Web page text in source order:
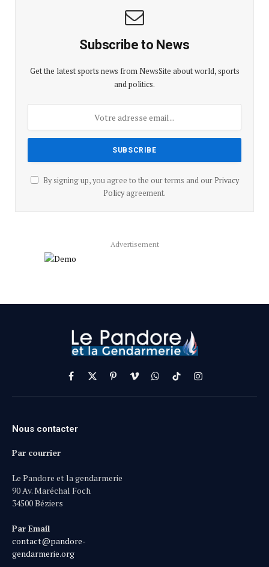
Subscribe to News
Get the latest sports news from NewsSite about world, sports
and politics.
By signing up, you agree to the our terms and our Privacy
Policyagreement.
Advertisement
Facebook
X
(Twitter)
PinterestVimeoWhatsApp
TikTokInstagram
Nous contacter
Par courrier
Le Pandore et la gendarmerie
90 Av. Maréchal Foch
34500 Béziers
Par Email
contact@pandore-
gendarmerie.org